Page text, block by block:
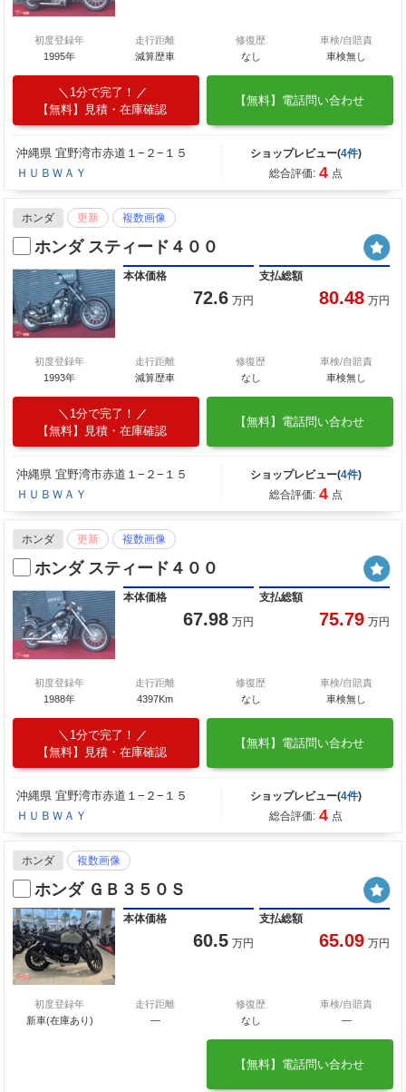
初度登録年
1995年
走行距離
減算歴車
修復歴
なし
車検/自賠責
車検無し
1分で完了！
【無料】見積・在庫確認
【無料】電話問い合わせ
沖縄県 宜野湾市赤道１−２−１５
ＨＵＢＷＡＹ
ショップレビュー(4件)
総合評価: 4 点
ホンダ 更新 複数画像
ホンダ スティード４００
本体価格
72.6 万円
支払総額
80.48 万円
初度登録年
1993年
走行距離
減算歴車
修復歴
なし
車検/自賠責
車検無し
1分で完了！
【無料】見積・在庫確認
【無料】電話問い合わせ
沖縄県 宜野湾市赤道１−２−１５
ＨＵＢＷＡＹ
ショップレビュー(4件)
総合評価: 4 点
ホンダ 更新 複数画像
ホンダ スティード４００
本体価格
67.98 万円
支払総額
75.79 万円
初度登録年
1988年
走行距離
4397Km
修復歴
なし
車検/自賠責
車検無し
1分で完了！
【無料】見積・在庫確認
【無料】電話問い合わせ
沖縄県 宜野湾市赤道１−２−１５
ＨＵＢＷＡＹ
ショップレビュー(4件)
総合評価: 4 点
ホンダ 複数画像
ホンダ ＧＢ３５０Ｓ
本体価格
60.5 万円
支払総額
65.09 万円
初度登録年
新車(在庫あり)
走行距離
―
修復歴
なし
車検/自賠責
―
【無料】電話問い合わせ